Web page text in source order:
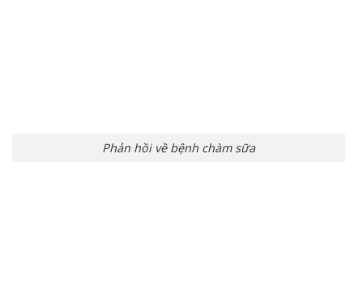
Phản hồi về bệnh chàm sữa